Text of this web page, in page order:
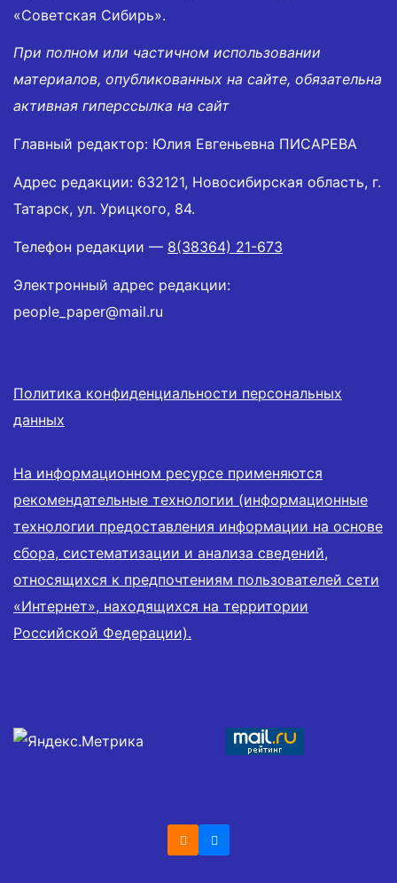
«Советская Сибирь».
При полном или частичном использовании
материалов, опубликованных на сайте, обязательна
активная гиперссылка на сайт
Главный редактор: Юлия Евгеньевна ПИСАРЕВА
Адрес редакции: 632121, Новосибирская область, г.
Татарск, ул. Урицкого, 84.
Телефон редакции — 8(38364) 21-673
Электронный адрес редакции:
people_paper@mail.ru
Политика конфиденциальности персональных
данных
На информационном ресурсе применяются
рекомендательные технологии (информационные
технологии предоставления информации на основе
сбора, систематизации и анализа сведений,
относящихся к предпочтениям пользователей сети
«Интернет», находящихся на территории
Российской Федерации).